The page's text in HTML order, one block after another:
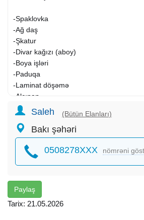
-Spaklovka
-Ağ daş
-Şkatur
-Divar kağızı (aboy)
-Boya işləri
-Paduqa
-Laminat döşəmə
-Alçıpan
Divarda dekorativ ramkaların yığılması
Eviniz sıfırdan götürülür, tam şəkildə
zövqünüzə uyğun şəkildə təhvil verilir.
materiallar, dəqiq və səliqəli iş prinsipi ilə
Qiymət: Yalnız yerində baxışdan sonra
Ucuz iş axtaranlar narahat etməsin.
Saleh (Bütün Elanları)
Bakı şəhəri
0508278XXX nömrəni
Paylaş
Tarix: 21.05.2026